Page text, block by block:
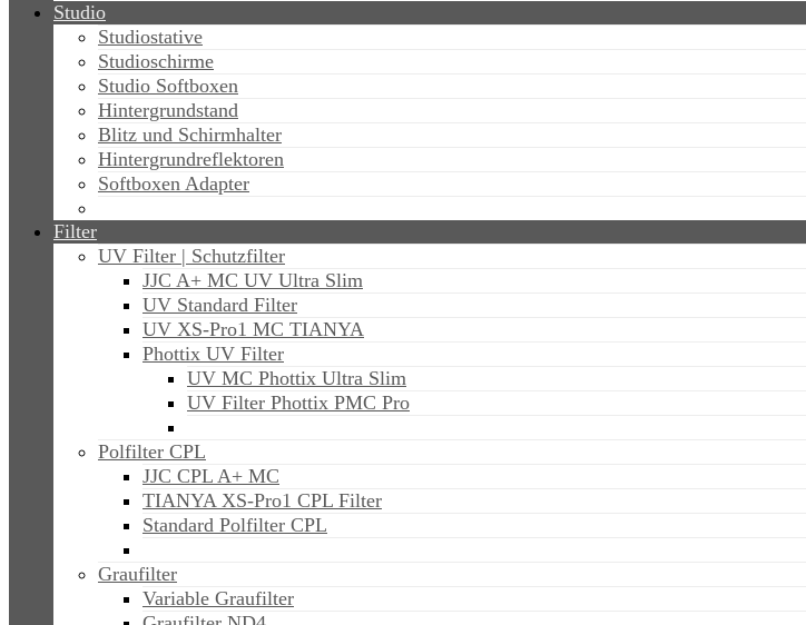
Studio
Studiostative
Studioschirme
Studio Softboxen
Hintergrundstand
Blitz und Schirmhalter
Hintergrundreflektoren
Softboxen Adapter
Filter
UV Filter | Schutzfilter
JJC A+ MC UV Ultra Slim
UV Standard Filter
UV XS-Pro1 MC TIANYA
Phottix UV Filter
UV MC Phottix Ultra Slim
UV Filter Phottix PMC Pro
Polfilter CPL
JJC CPL A+ MC
TIANYA XS-Pro1 CPL Filter
Standard Polfilter CPL
Graufilter
Variable Graufilter